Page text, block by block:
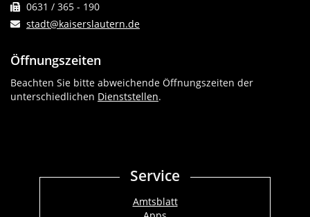
0631 / 365 - 190
stadt@kaiserslautern.de
Öffnungszeiten
Beachten Sie bitte abweichende Öffnungszeiten der
unterschiedlichen Dienststellen.
Service
Amtsblatt